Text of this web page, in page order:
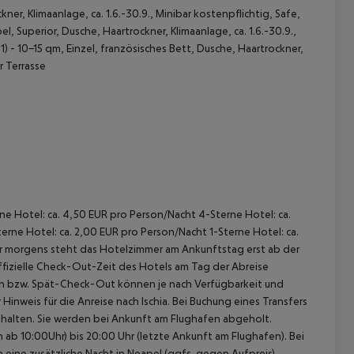
Klimaanlage, ca. 1.6.-30.9., Minibar kostenpflichtig, Safe,
Superior, Dusche, Haartrockner, Klimaanlage, ca. 1.6.-30.9.,
- 10-15 qm, Einzel, französisches Bett, Dusche, Haartrockner,
Terrasse
Hotel: ca. 4,50 EUR pro Person/Nacht 4-Sterne Hotel: ca.
Hotel: ca. 2,00 EUR pro Person/Nacht 1-Sterne Hotel: ca.
steht das Hotelzimmer am Ankunftstag erst ab der
Check-Out-Zeit des Hotels am Tag der Abreise
bzw. Spät-Check-Out können je nach Verfügbarkeit und
für die Anreise nach Ischia. Bei Buchung eines Transfers
Sie werden bei Ankunft am Flughafen abgeholt.
10:00Uhr) bis 20:00 Uhr (letzte Ankunft am Flughafen). Bei